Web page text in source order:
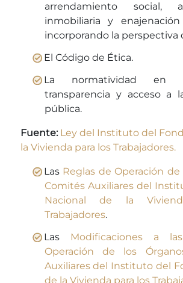
arrendamiento social,
inmobiliaria y
incorporando la perspectiva
El Código de Ética.
La normatividad en
transparencia y acceso a
pública.
Fuente: Ley del Instituto del
la Vivienda para los Trabajadores.
Las Reglas de Operación
Comités Auxiliares del
Nacional de la
Trabajadores.
Las Modificaciones a
Operación de los
Auxiliares del Instituto del
de la Vivienda para los